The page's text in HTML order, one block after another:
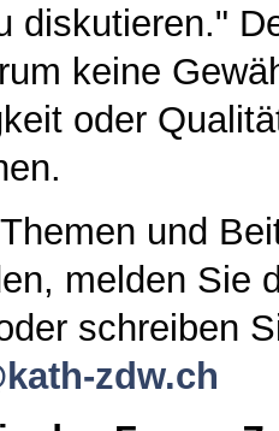
diskutieren."
keine
oder
und
melden Sie
schreiben
zdw.ch